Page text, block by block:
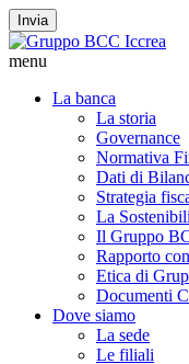
Invia
menu
La banca
La storia
Governance
Normativa
Dati di
Strategia
La
Il Gruppo
Rapporto
Etica di
Documenti
Dove siamo
La sede
Le filiali